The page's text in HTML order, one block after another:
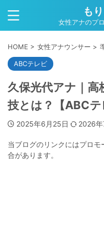
も
女性アナのプ
HOME > 女性アナウンサー >
ABCテレビ
久保光代アナ｜高
技とは？【ABCテ
2025年6月25日 2026
当ブログのリンクにはプロ
合があります。